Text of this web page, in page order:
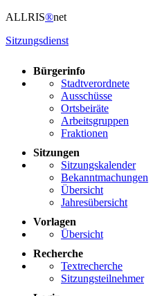
ALLRIS®net
Sitzungsdienst
Bürgerinfo
Stadtverordnete
Ausschüsse
Ortsbeiräte
Arbeitsgruppen
Fraktionen
Sitzungen
Sitzungskalender
Bekanntmachungen
Übersicht
Jahresübersicht
Vorlagen
Übersicht
Recherche
Textrecherche
Sitzungsteilnehmer